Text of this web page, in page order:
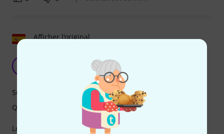
Afficher l'original
idéal pour les banjos à 4 cordes
Ricardod 12.06.2012
Les têtes frost ou blanches de Remo sont la référence par
Son
Qualité de fabrication